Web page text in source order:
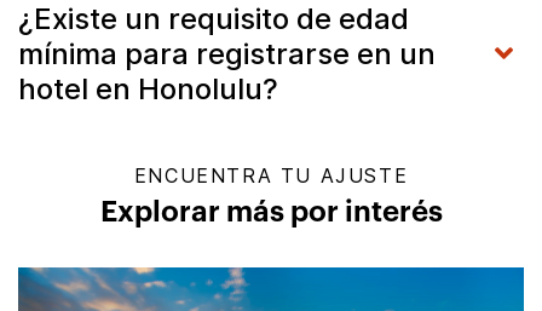
¿Existe un requisito de edad
mínima para registrarse en un
hotel en Honolulu?
ENCUENTRA TU AJUSTE
Explorar más por interés